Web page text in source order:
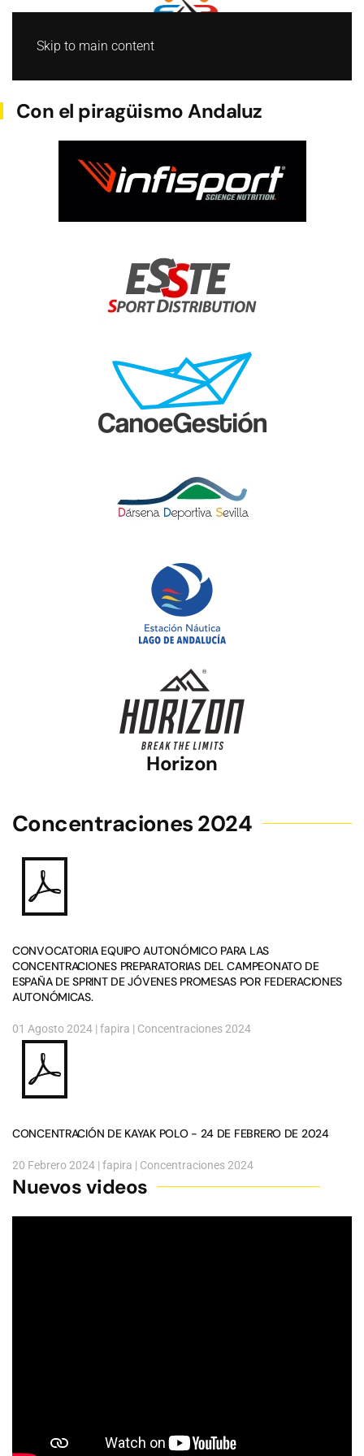
Skip to main content
BARCO DRAGON
Con el piragüismo Andaluz
Horizon
Concentraciones 2024
CONVOCATORIA EQUIPO AUTONÓMICO PARA LAS
CONCENTRACIONES PREPARATORIAS DEL CAMPEONATO DE
ESPAÑA DE SPRINT DE JÓVENES PROMESAS POR FEDERACIONES
AUTONÓMICAS.
01 Agosto 2024 | fapira | Concentraciones 2024
CONCENTRACIÓN DE KAYAK POLO - 24 DE FEBRERO DE 2024
20 Febrero 2024 | fapira | Concentraciones 2024
Nuevos videos